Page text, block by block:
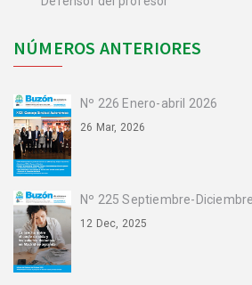
NÚMEROS ANTERIORES
Nº 226 Enero-abril 2026
26 Mar, 2026
Nº 225 Septiembre-
12 Dec, 2025